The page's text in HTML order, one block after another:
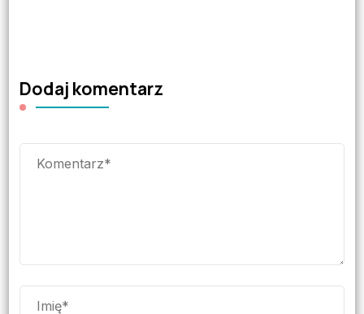
Dodaj komentarz